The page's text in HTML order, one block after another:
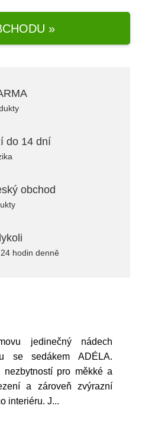
»
do 14 dní
obchod
hodin denně
jedinečný nádech
se sedákem ADÉLA.
pro měkké a
a zároveň zvýrazní
interiéru. J...